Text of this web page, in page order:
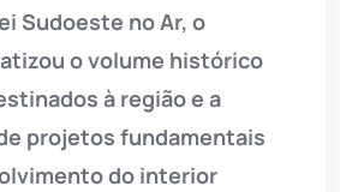
Sudoeste no Ar, o
o volume histórico
à região e a
projetos fundamentais
do interior